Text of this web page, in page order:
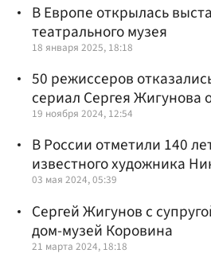
В Европе открылась
театрального музея
18 января 2025, 18:18
50 режиссеров
сериал Сергея Жигунова
19 ноября 2024, 12:54
В России отметили 140
известного художника
03 мая 2024, 05:39
Сергей Жигунов с
дом-музей Коровина
21 марта 2024, 18:18